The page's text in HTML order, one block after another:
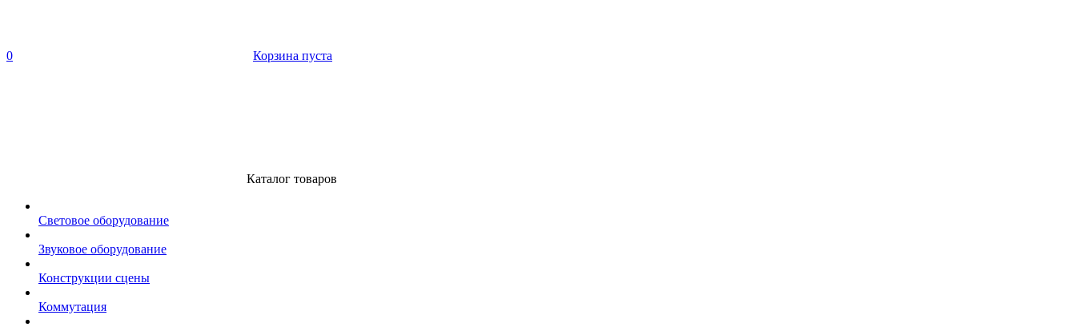
0 Корзина пуста
Каталог товаров
Световое оборудование
Звуковое оборудование
Конструкции сцены
Коммутация